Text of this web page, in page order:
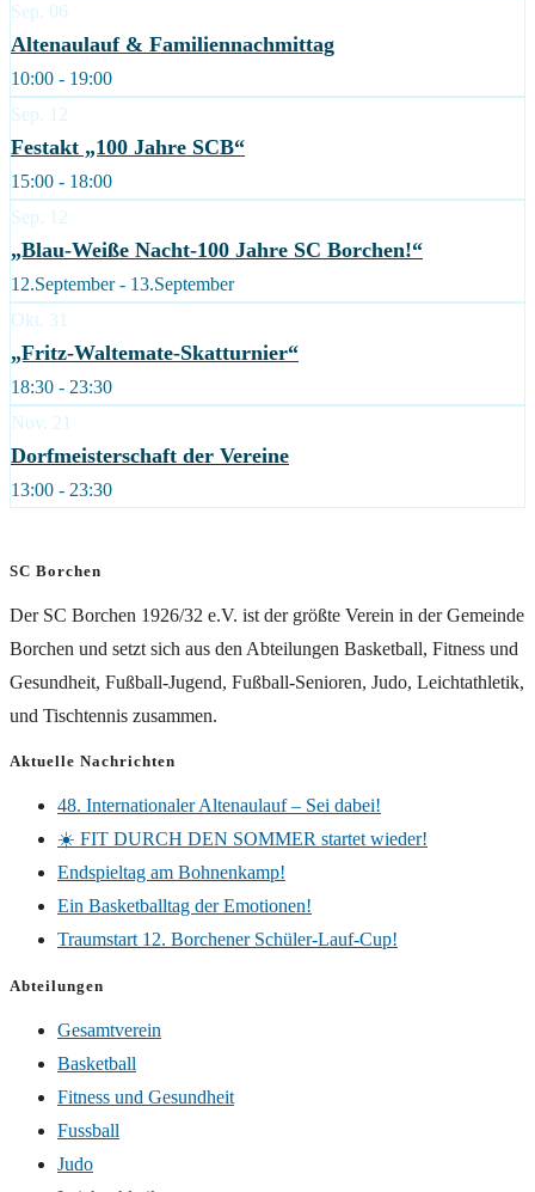
Sep. 06
Altenaulauf & Familiennachmittag
10:00 - 19:00
Sep. 12
Festakt „100 Jahre SCB“
15:00 - 18:00
Sep. 12
„Blau-Weiße Nacht-100 Jahre SC Borchen!“
12.September - 13.September
Okt. 31
„Fritz-Waltemate-Skatturnier“
18:30 - 23:30
Nov. 21
Dorfmeisterschaft der Vereine
13:00 - 23:30
SC Borchen
Der SC Borchen 1926/32 e.V. ist der größte Verein in der Gemeinde
Borchen und setzt sich aus den Abteilungen Basketball, Fitness und
Gesundheit, Fußball-Jugend, Fußball-Senioren, Judo, Leichtathletik,
und Tischtennis zusammen.
Aktuelle Nachrichten
48. Internationaler Altenaulauf – Sei dabei!
☀️ FIT DURCH DEN SOMMER startet wieder!
Endspieltag am Bohnenkamp!
Ein Basketballtag der Emotionen!
Traumstart 12. Borchener Schüler-Lauf-Cup!
Abteilungen
Gesamtverein
Basketball
Fitness und Gesundheit
Fussball
Judo